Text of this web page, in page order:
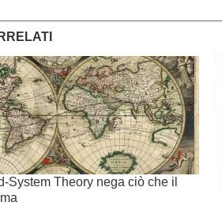
System Theory nega ciò che il